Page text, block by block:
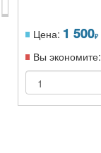
Цена: 1 500
Вы экономите: